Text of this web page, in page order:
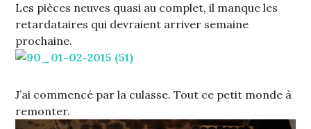
Les pièces neuves quasi au complet, il manque les
retardataires qui devraient arriver semaine
prochaine.
J’ai commencé par la culasse. Tout ce petit monde à
remonter.